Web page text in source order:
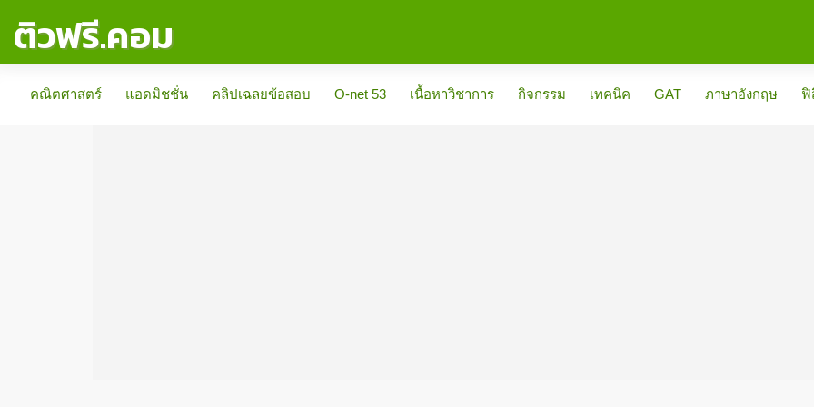
ติวฟรี.คอม
คณิตศาสตร์
แอดมิชชั่น คลิปเฉลยข้อสอบ O-net 53 เนื้อหาวิชาการ กิจกรรม เทคนิค GAT ภาษาอังกฤษ ฟิ